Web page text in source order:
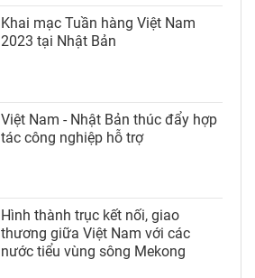
Khai mạc Tuần hàng Việt Nam
2023 tại Nhật Bản
Việt Nam - Nhật Bản thúc đẩy hợp
tác công nghiệp hỗ trợ
Hình thành trục kết nối, giao
thương giữa Việt Nam với các
nước tiểu vùng sông Mekong